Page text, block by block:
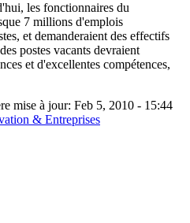
les fonctionnaires du
7 millions d'emplois
et demanderaient des effectifs
postes vacants devraient
et d'excellentes compétences,
mise à jour: Feb 5, 2010 - 15:44
& Entreprises